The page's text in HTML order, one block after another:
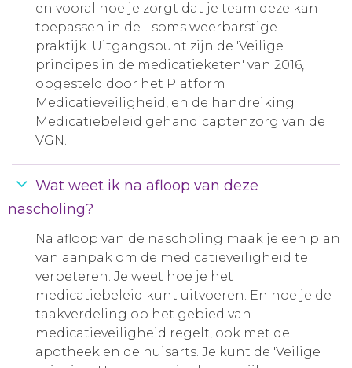
en vooral hoe je zorgt dat je team deze kan
toepassen in de - soms weerbarstige -
praktijk. Uitgangspunt zijn de 'Veilige
principes in de medicatieketen' van 2016,
opgesteld door het Platform
Medicatieveiligheid, en de handreiking
Medicatiebeleid gehandicaptenzorg van de
VGN.
Wat weet ik na afloop van deze
nascholing?
Na afloop van de nascholing maak je een plan
van aanpak om de medicatieveiligheid te
verbeteren. Je weet hoe je het
medicatiebeleid kunt uitvoeren. En hoe je de
taakverdeling op het gebied van
medicatieveiligheid regelt, ook met de
apotheek en de huisarts. Je kunt de 'Veilige